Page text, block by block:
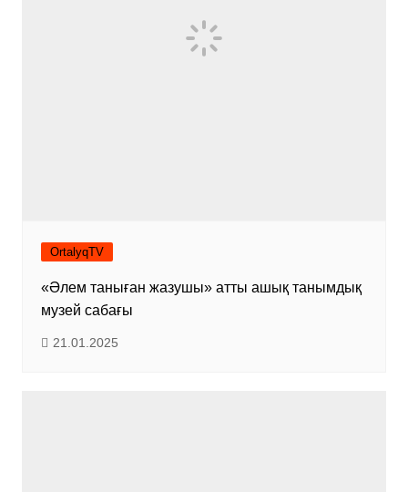
OrtalyqTV
«Әлем таныған жазушы» атты ашық танымдық
музей сабағы
21.01.2025